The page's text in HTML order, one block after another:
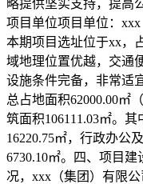
略提供坚实支持，提高
项目单位项目单位：
本期项目选址位于xx，
域地理位置优越，交通
设施条件完备，非常适
总占地面积62000.00㎡
筑面积106111.03㎡。
16220.75㎡，行政办公
6730.10㎡。四、项目
况，xxx（集团）有限